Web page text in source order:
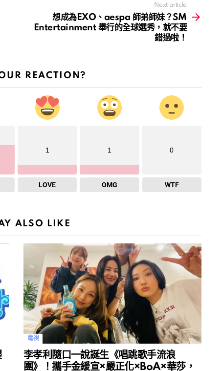
Next article
想成為EXO、aespa 師弟師妹？SM
Entertainment 舉行的全球選秀，就不要
錯過啦！
REACTION?
1
LOVE
1
OMG
0
WTF
ALSO LIKE
電視
李孝利隨口一說誕生《唱跳歌手流浪
團》！攜手金緩宣×嚴正化×BoA×華莎，